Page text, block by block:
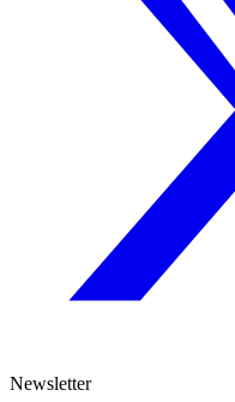
Newsletter